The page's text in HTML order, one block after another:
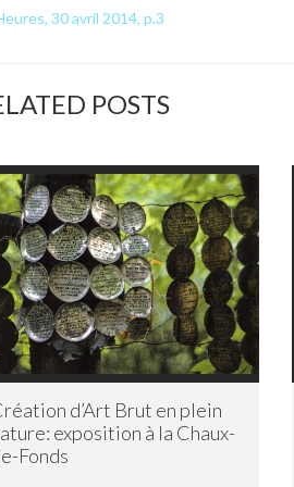
30 avril 2014, p.3
POSTS
d’Art Brut en plein
exposition à la Chaux-
Fonds